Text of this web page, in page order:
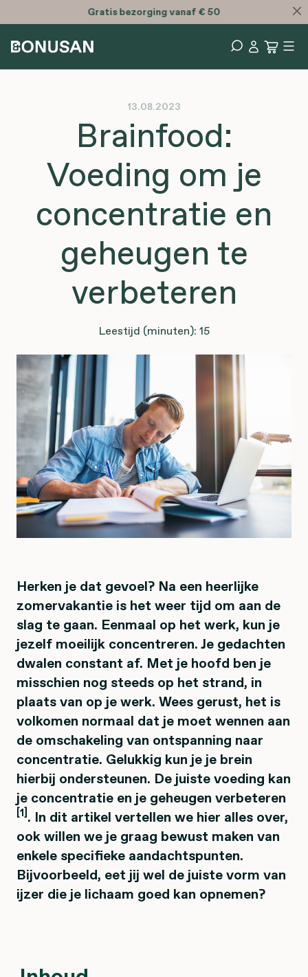
Bespaar met onzeBonusan bundels
13.08.2023
Brainfood:
Voeding om je
concentratie en
geheugen te
verbeteren
Leestijd (minuten): 15
Herken je dat gevoel? Na een heerlijke
zomervakantie is het weer tijd om aan de
slag te gaan. Eenmaal op het werk, kun je
jezelf moeilijk concentreren. Je gedachten
dwalen constant af. Met je hoofd ben je
misschien nog steeds op het strand, in
plaats van op je werk. Wees gerust, het is
volkomen normaal dat je moet wennen aan
de omschakeling van ontspanning naar
concentratie. Gelukkig kun je je brein
hierbij ondersteunen. De juiste voeding kan
je concentratie en je geheugen verbeteren
[1]. In dit artikel vertellen we hier alles over,
ook willen we je graag bewust maken van
enkele specifieke aandachtspunten.
Bijvoorbeeld, eet jij wel de juiste vorm van
ijzer die je lichaam goed kan opnemen?